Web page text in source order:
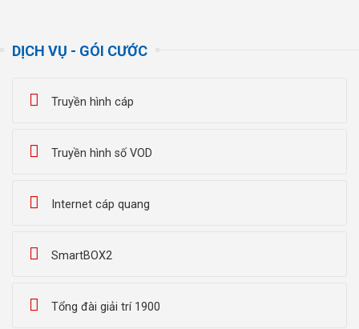
DỊCH VỤ - GÓI CƯỚC
Truyền hình cáp
Truyền hình số VOD
Internet cáp quang
SmartBOX2
Tổng đài giải trí 1900